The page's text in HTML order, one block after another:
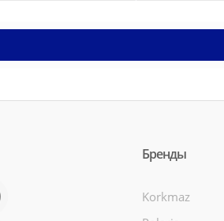
Бренды
Korkmaz